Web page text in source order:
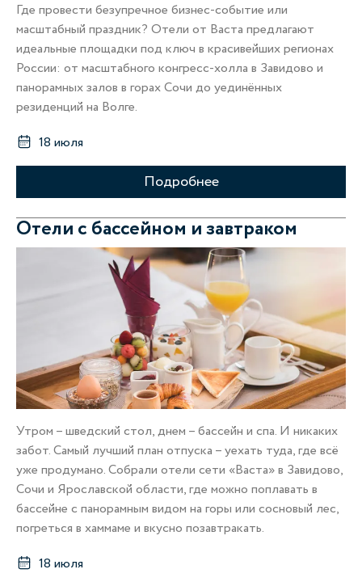
Где провести безупречное бизнес-событие или
масштабный праздник? Отели от Васта предлагают
идеальные площадки под ключ в красивейших регионах
России: от масштабного конгресс-холла в Завидово и
панорамных залов в горах Сочи до уединённых
резиденций на Волге.
18 июля
Подробнее
Отели с бассейном и завтраком
Утром – шведский стол, днем – бассейн и спа. И никаких
забот. Самый лучший план отпуска – уехать туда, где всё
уже продумано. Собрали отели сети «Васта» в Завидово,
Сочи и Ярославской области, где можно поплавать в
бассейне с панорамным видом на горы или сосновый лес,
погреться в хаммаме и вкусно позавтракать.
18 июля